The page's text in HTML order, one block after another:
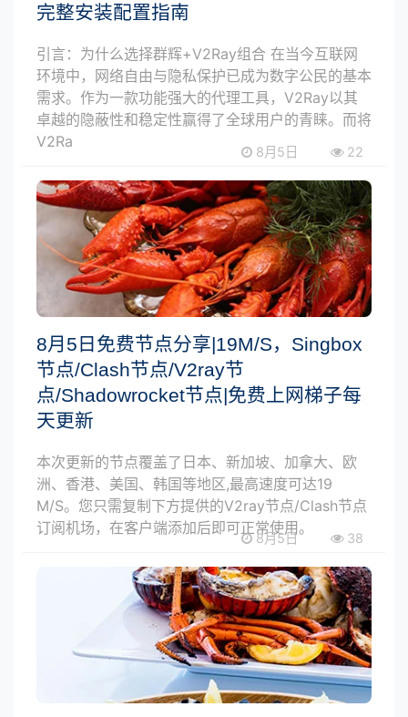
完整安装配置指南
引言：为什么选择群辉+V2Ray组合 在当今互联网
环境中，网络自由与隐私保护已成为数字公民的基本
需求。作为一款功能强大的代理工具，V2Ray以其
卓越的隐蔽性和稳定性赢得了全球用户的青睐。而将
V2Ra
8月5日 22
8月5日免费节点分享|19M/S，Singbox
节点/Clash节点/V2ray节
点/Shadowrocket节点|免费上网梯子每
天更新
本次更新的节点覆盖了日本、新加坡、加拿大、欧
洲、香港、美国、韩国等地区,最高速度可达19
M/S。您只需复制下方提供的V2ray节点/Clash节点
订阅机场，在客户端添加后即可正常使用。
8月5日 38